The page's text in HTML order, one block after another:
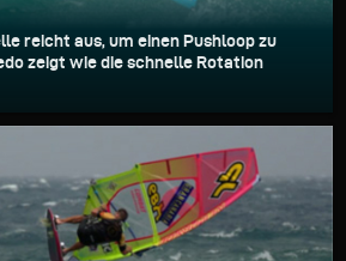
reicht aus, um einen Pushloop zu
zeigt wie die schnelle Rotation